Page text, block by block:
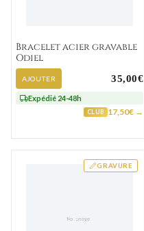
Bracelet acier gravable
Odiel
AJOUTER 35,00€
Expédié 24-48h
CLUB 17,50€ →
GRAVURE